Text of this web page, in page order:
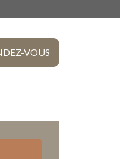
VOUS